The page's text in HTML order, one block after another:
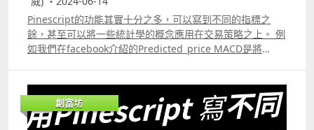
sma20=ta.smaclose,20 mult=ta.stdevclose,20
upper=sma202mult lower=sma202mult
noposition=strategy.position_size==0 var bool traded
=false buyCond=ta.crossoverclose,lower and
closelt;sma20 shortCond=ta.crossunderclose,upper
and closegt;sma20
buycloseCond=ta.crossoverclose,sma20
shortcloseCond=ta.crossunderclose,sma20 if buyCond
ema3=ta.emaclose,LP ema4=ta.emaema3,LP
ZerolagMACDLine=2ema1ema22ema3ema4
ema5=ta.emaZerolagMACDLine,M
Histogram=ZerolagMACDLineZerolagSignalLine var
closeCond=ta.risingZerolagMACDLine,3
noposition=strategy.position_size==0
Pinescript的功能其實十分之多，可以寫到不同的指標之
餘，甚至可以將一些統計學的概念應用在交易策略之上。 例
如我們在facebook介紹的Predicted_price MACD是將
httpswww.facebook.comquantshkpostspfbid036K93Za
K4LnbZPxrekZUMKSpWcFcbjBLhE122G6h8H3qcUTzoVJ7
yX2U1nffCPV1Tl 影片中有兩個例子，分別是看SQQQ及
創富坊